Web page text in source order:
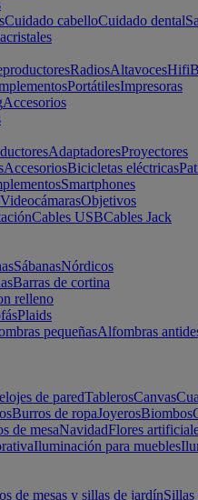
Cuidado cabelloCuidado dental
RadiosAltavocesHifi
PortátilesImpresoras
Accesorios
AdaptadoresProyectores
AccesoriosBicicletas eléctricas
Smartphones
VideocámarasObjetivos
Cables USBCables Jack
SábanasNórdicos
Barras de cortina
relleno
Plaids
pequeñasAlfombras
de paredTablerosCanvas
Burros de ropaJoyerosBiombos
de mesaNavidadFlores
Iluminación para muebles
de mesas y sillas de jardínSillas